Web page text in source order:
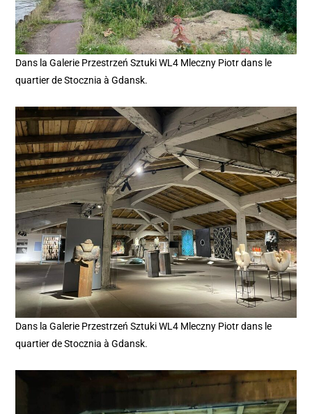
Dans la Galerie Przestrzeń Sztuki WL4 Mleczny Piotr dans le
quartier de Stocznia à Gdansk.
Dans la Galerie Przestrzeń Sztuki WL4 Mleczny Piotr dans le
quartier de Stocznia à Gdansk.